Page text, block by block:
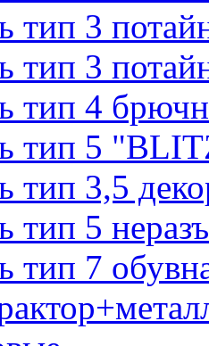
тип 3
тип 3
тип 4
тип 5
тип 3,5
тип 5
тип 7